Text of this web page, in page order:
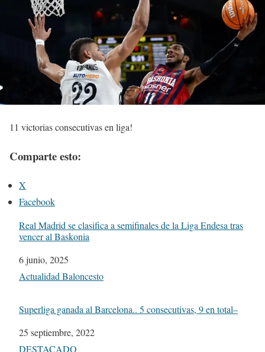
11 victorias consecutivas en liga!
Comparte esto:
X
Facebook
Real Madrid se clasifica a semifinales de la Liga Endesa tras
vencer al Baskonia
Fecha
6 junio, 2025
Respecto a
Actualidad Baloncesto
Superliga ganada al Barcelona.. 5 consecutivas, 9 en total–
Fecha
25 septiembre, 2022
Respecto a
DESTACADO